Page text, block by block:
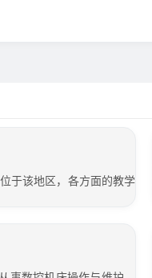
于该地区，各方面的教学